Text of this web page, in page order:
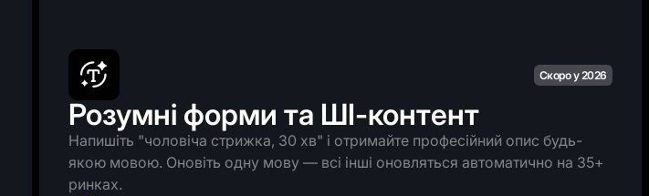
Скоро у 2026
Розумні форми та ШІ-контент
Напишіть "чоловіча стрижка, 30 хв" і отримайте професійний опис будь-
якою мовою. Оновіть одну мову — всі інші оновляться автоматично на 35+
ринках.